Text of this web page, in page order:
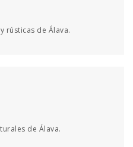
rústicas de Álava.
de Álava.